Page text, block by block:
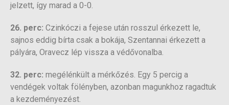
jelzett, így marad a 0-0.
26. perc: Czinkóczi a fejese után rosszul érkezett le,
sajnos eddig bírta csak a bokája, Szentannai érkezett a
pályára, Oravecz lép vissza a védővonalba.
32. perc: megélénkült a mérkőzés. Egy 5 percig a
vendégek voltak fölényben, azonban magunkhoz ragadtuk
a kezdeményezést.